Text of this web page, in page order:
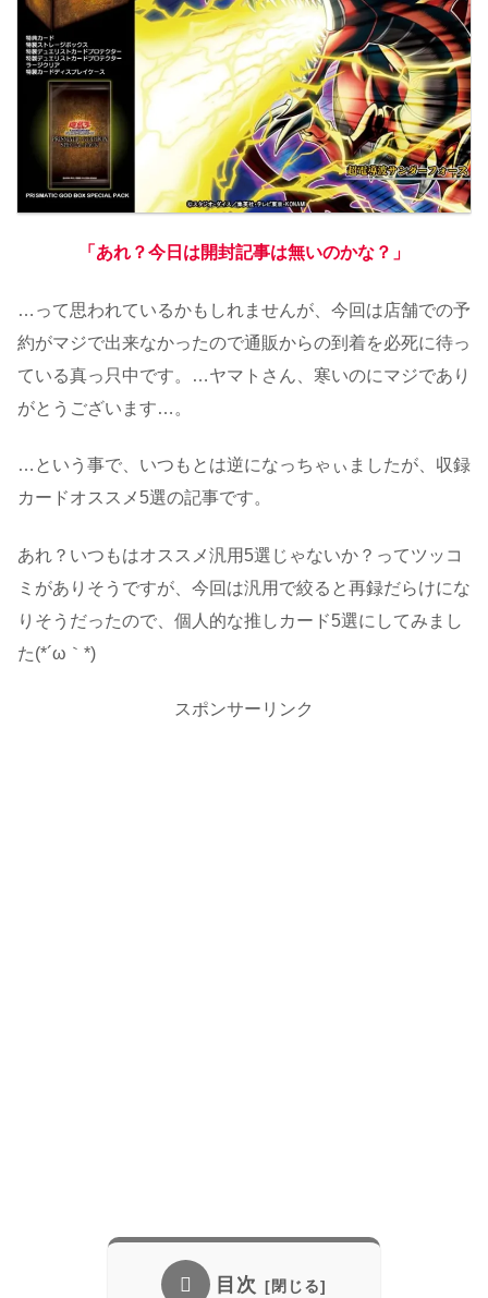
「あれ？今日は開封記事は無いのかな？」
…って思われているかもしれませんが、今回は店舗での予
約がマジで出来なかったので通販からの到着を必死に待っ
ている真っ只中です。…ヤマトさん、寒いのにマジであり
がとうございます…。
…という事で、いつもとは逆になっちゃぃましたが、収録
カードオススメ5選の記事です。
あれ？いつもはオススメ汎用5選じゃないか？ってツッコ
ミがありそうですが、今回は汎用で絞ると再録だらけにな
りそうだったので、個人的な推しカード5選にしてみまし
た(*´ω｀*)
スポンサーリンク
目次